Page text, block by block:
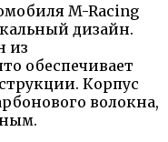
M-Racing
дизайн.
из
обеспечивает
Корпус
волокна,